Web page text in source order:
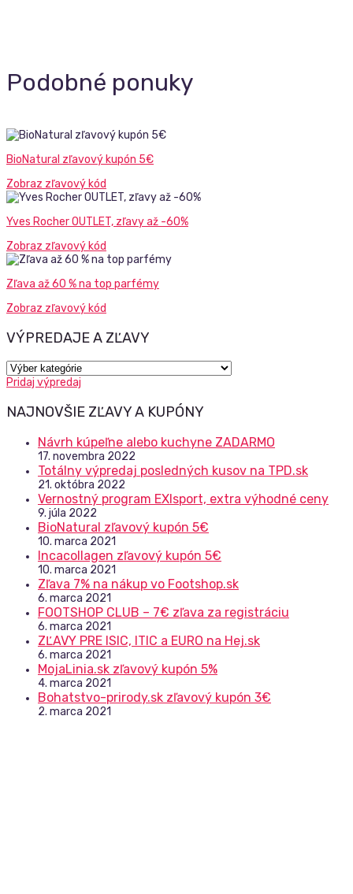
Podobné ponuky
BioNatural zľavový kupón 5€
Zobraz zľavový kód
Yves Rocher OUTLET, zľavy až -60%
Zobraz zľavový kód
Zľava až 60 % na top parfémy
Zobraz zľavový kód
VÝPREDAJE A ZĽAVY
Výpredaje
aPridaj výpredaj
NAJNOVŠIE ZĽAVY A KUPÓNY
Návrh kúpeľne alebo kuchyne ZADARMO
17. novembra 2022
Totálny výpredaj posledných kusov na TPD.sk
21. októbra 2022
Vernostný program EXIsport, extra výhodné ceny
9. júla 2022
BioNatural zľavový kupón 5€
10. marca 2021
Incacollagen zľavový kupón 5€
10. marca 2021
Zľava 7% na nákup vo Footshop.sk
6. marca 2021
FOOTSHOP CLUB – 7€ zľava za registráciu
6. marca 2021
ZĽAVY PRE ISIC, ITIC a EURO na Hej.sk
6. marca 2021
MojaLinia.sk zľavový kupón 5%
4. marca 2021
Bohatstvo-prirody.sk zľavový kupón 3€
2. marca 2021